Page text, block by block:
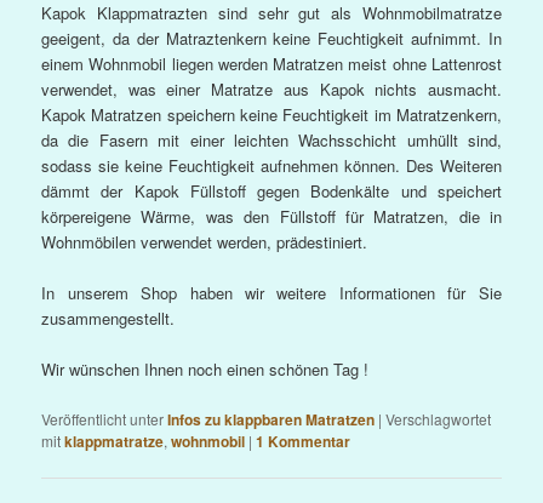
Kapok Klappmatrazten sind sehr gut als Wohnmobilmatratze
geeigent, da der Matraztenkern keine Feuchtigkeit aufnimmt. In
einem Wohnmobil liegen werden Matratzen meist ohne Lattenrost
verwendet, was einer Matratze aus Kapok nichts ausmacht.
Kapok Matratzen speichern keine Feuchtigkeit im Matratzenkern,
da die Fasern mit einer leichten Wachsschicht umhüllt sind,
sodass sie keine Feuchtigkeit aufnehmen können. Des Weiteren
dämmt der Kapok Füllstoff gegen Bodenkälte und speichert
körpereigene Wärme, was den Füllstoff für Matratzen, die in
Wohnmöbilen verwendet werden, prädestiniert.
In unserem Shop haben wir weitere Informationen für Sie
zusammengestellt.
Wir wünschen Ihnen noch einen schönen Tag !
Veröffentlicht unterInfos zu klappbaren Matratzen |Verschlagwortet
mitklappmatratze,wohnmobil |1 Kommentar